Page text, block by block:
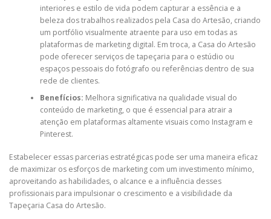
interiores e estilo de vida podem capturar a essência e a
beleza dos trabalhos realizados pela Casa do Artesão, criando
um portfólio visualmente atraente para uso em todas as
plataformas de marketing digital. Em troca, a Casa do Artesão
pode oferecer serviços de tapeçaria para o estúdio ou
espaços pessoais do fotógrafo ou referências dentro de sua
rede de clientes.
Benefícios: Melhora significativa na qualidade visual do
conteúdo de marketing, o que é essencial para atrair a
atenção em plataformas altamente visuais como Instagram e
Pinterest.
Estabelecer essas parcerias estratégicas pode ser uma maneira eficaz
de maximizar os esforços de marketing com um investimento mínimo,
aproveitando as habilidades, o alcance e a influência desses
profissionais para impulsionar o crescimento e a visibilidade da
Tapeçaria Casa do Artesão.